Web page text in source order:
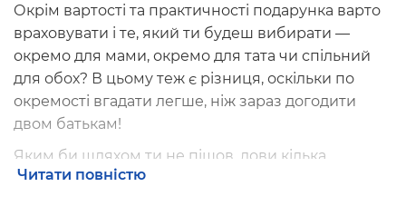
Окрім вартості та практичності подарунка варто
враховувати і те, який ти будеш вибирати —
окремо для мами, окремо для тата чи спільний
для обох? В цьому теж є різниця, оскільки по
окремості вгадати легше, ніж зараз догодити
двом батькам!
Яким би шляхом ти не пішов, лови кілька
варіантів подарунків для батьків:
Читати повністю